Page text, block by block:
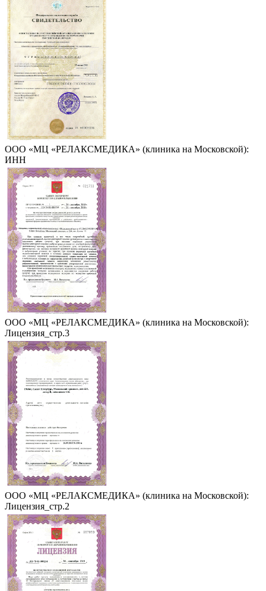
ООО «МЦ «РЕЛАКСМЕДИКА» (клиника на Московской):
ИНН
ООО «МЦ «РЕЛАКСМЕДИКА» (клиника на Московской):
Лицензия_стр.3
ООО «МЦ «РЕЛАКСМЕДИКА» (клиника на Московской):
Лицензия_стр.2